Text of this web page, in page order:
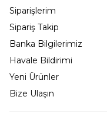
Siparişlerim
Sipariş Takip
Banka Bilgilerimiz
Havale Bildirimi
Yeni Ürünler
Bize Ulaşın